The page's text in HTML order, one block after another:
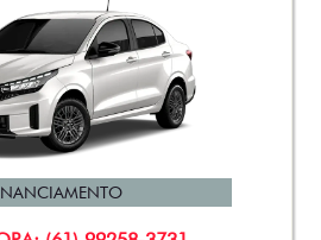
(61) 99258-3731
R$ 291.990,00
231.500,00
Ver oferta